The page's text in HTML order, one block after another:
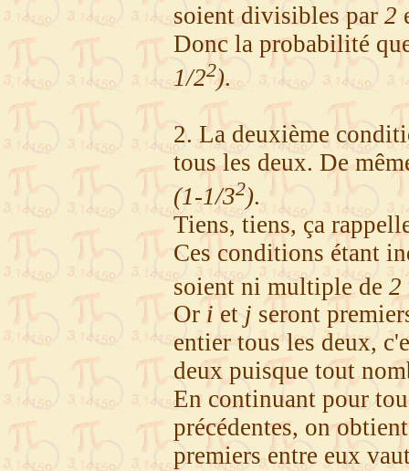
soient divisibles par 2
Donc la probabilité
1/22).
2. La deuxième
tous les deux. De
(1-1/32).
Tiens, tiens, ça
Ces conditions étant
soient ni multiple de 2
Or i et j seront
entier tous les deux,
deux puisque tout
En continuant pour
précédentes, on
premiers entre eux